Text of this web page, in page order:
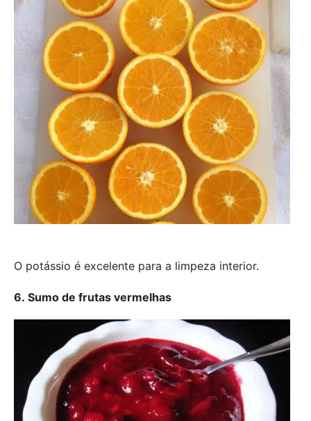
O potássio é excelente para a limpeza interior.
6. Sumo de frutas vermelhas